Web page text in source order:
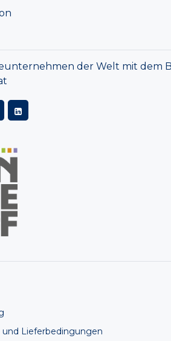
der Welt mit dem
und Lieferbedingungen